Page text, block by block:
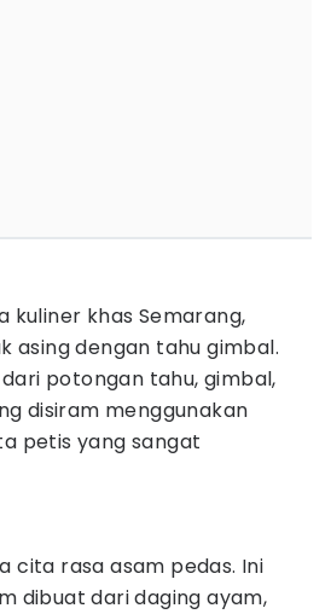
kuliner khas Semarang,
asing dengan tahu gimbal.
potongan tahu, gimbal,
disiram menggunakan
petis yang sangat
cita rasa asam pedas. Ini
dibuat dari daging ayam,